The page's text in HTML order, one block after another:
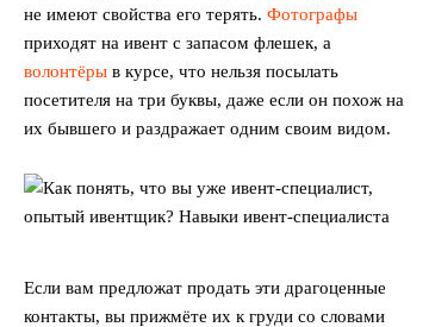
не имеют свойства его терять. Фотографы
приходят на ивент с запасом флешек, а
волонтёры в курсе, что нельзя посылать
посетителя на три буквы, даже если он похож на
их бывшего и раздражает одним своим видом.
Если вам предложат продать эти драгоценные
контакты, вы прижмёте их к груди со словами